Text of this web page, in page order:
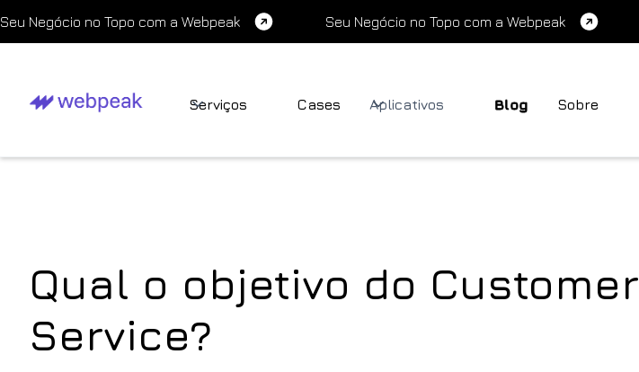
Seu Negócio no Topo com a Webpeak Seu Negócio no Topo com a Webpeak
Serviços Cases Aplicativos Blog Sobre
Qual o objetivo do Customer
Service?